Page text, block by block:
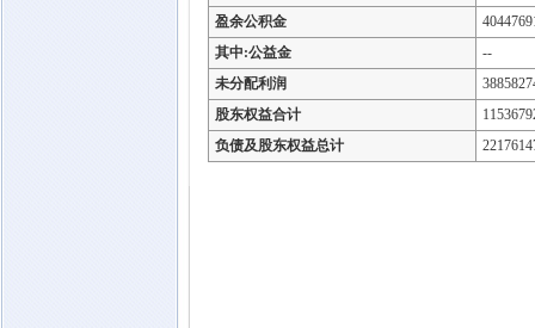
盈余公积金
其中:公益金
--
未分配利润
股东权益合计
负债及股东权益总计